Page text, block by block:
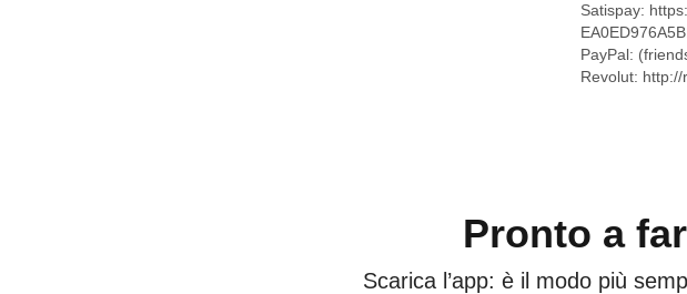
Satispay:
PayPal:
Revolut: http://
Pronto a
Scarica l’app: è il modo più